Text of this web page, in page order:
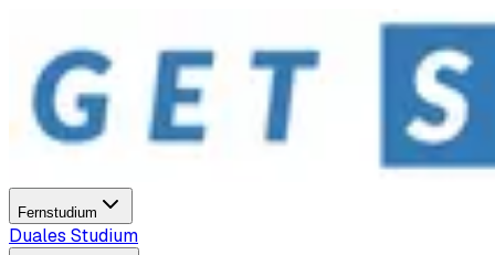
Fernstudium
Duales Studium